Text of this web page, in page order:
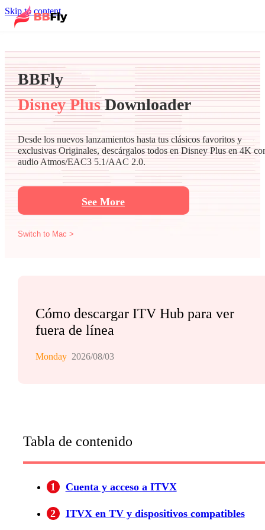
Skip to content
BBFly
Disney PlusDownloader
Desde los nuevos lanzamientos hasta tus clásicos favoritos y
exclusivas Originales, descárgalos todos en Disney Plus en 4K
audio Atmos/EAC3 5.1/AAC 2.0.
See More
Switch to Mac >
Cómo descargar ITV Hub para ver
fuera de línea
Monday 2026/08/03
Tabla de contenido
1 Cuenta y acceso a ITVX
2 ITVX en TV y dispositivos compatibles